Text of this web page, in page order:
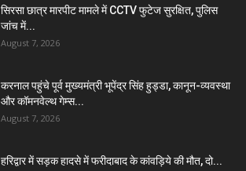
सिरसा छात्र मारपीट मामले में CCTV फुटेज सुरक्षित, पुलिस
जांच में...
August 7, 2026
करनाल पहुंचे पूर्व मुख्यमंत्री भूपेंद्र सिंह हुड्डा, कानून-व्यवस्था
और कॉमनवेल्थ गेम्स...
August 7, 2026
हरिद्वार में सड़क हादसे में फरीदाबाद के कांवड़िये की मौत, दो...